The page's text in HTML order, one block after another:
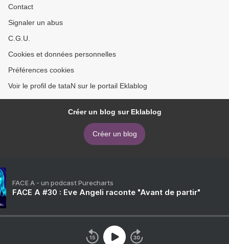
Contact
Signaler un abus
C.G.U.
Cookies et données personnelles
Préférences cookies
Voir le profil de tataN sur le portail Eklablog
Créer un blog sur Eklablog
Créer un blog
FACE A - un podcast Purecharts
FACE A #30 : Eve Angeli raconte "Avant de partir"